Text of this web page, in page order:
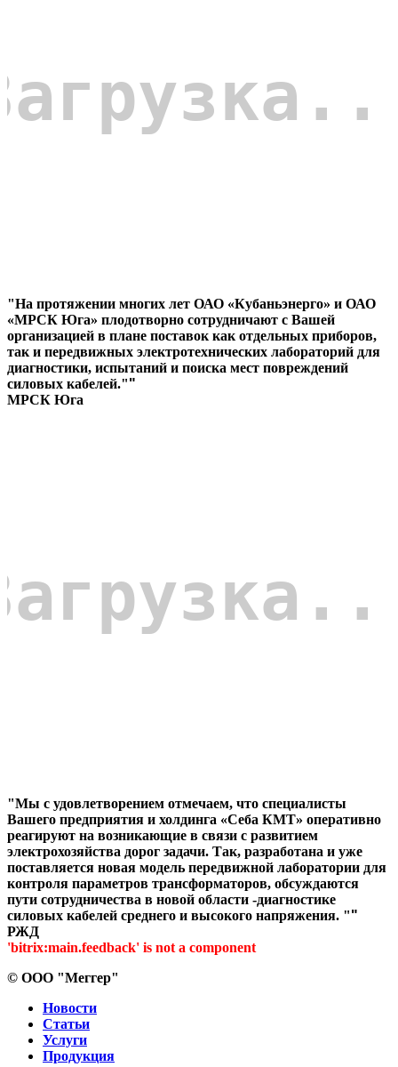
"На протяжении многих лет ОАО «Кубаньэнерго» и ОАО
«МРСК Юга» плодотворно сотрудничают с Вашей
организацией в плане поставок как отдельных приборов,
так и передвижных электротехнических лабораторий для
диагностики, испытаний и поиска мест повреждений
силовых кабелей.""
МРСК Юга
"Мы с удовлетворением отмечаем, что специалисты
Вашего предприятия и холдинга «Себа КМТ» оперативно
реагируют на возникающие в связи с развитием
электрохозяйства дорог задачи. Так, разработана и уже
поставляется новая модель передвижной лаборатории для
контроля параметров трансформаторов, обсуждаются
пути сотрудничества в новой области -диагностике
силовых кабелей среднего и высокого напряжения. ""
РЖД
'bitrix:main.feedback' is not a component
© ООО "Меггер"
Новости
Статьи
Услуги
Продукция